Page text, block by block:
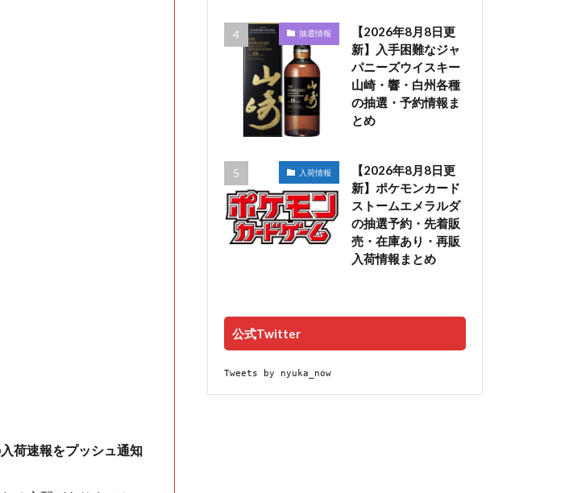
荷速報をプッシュ通知
抽選情報
【2026年8月8日更
新】入手困難なジャ
パニーズウイスキー
山崎・響・白州各種
の抽選・予約情報ま
とめ
入荷情報
【2026年8月8日更
新】ポケモンカード
ストームエメラルダ
の抽選予約・先着販
売・在庫あり・再販
入荷情報まとめ
公式Twitter
Tweets by nyuka_now